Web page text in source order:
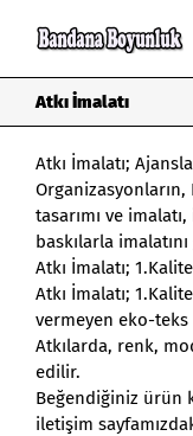
Atkı İmalatı
Atkı İmalatı;
tasarımı ve
baskılarla
Atkı İmalatı;
Atkı İmalatı;
vermeyen eko-teks
Atkılarda, renk,
edilir.
Beğendiğiniz ürün
iletişim